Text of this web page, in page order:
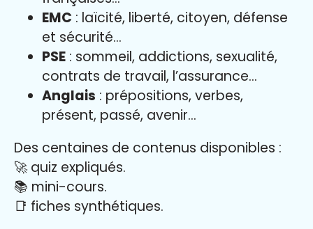
EMC : laïcité, liberté, citoyen, défense
et sécurité…
PSE : sommeil, addictions, sexualité,
contrats de travail, l’assurance…
Anglais : prépositions, verbes,
présent, passé, avenir…
Des centaines de contenus disponibles :
🚀 quiz expliqués.
📚 mini-cours.
📑 fiches synthétiques.